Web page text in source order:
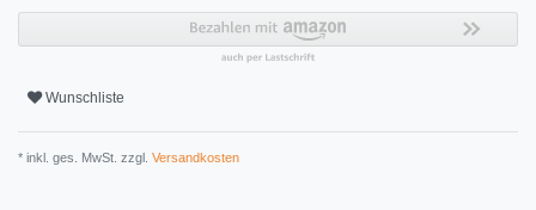
Wunschliste
* inkl. ges. MwSt. zzgl. Versandkosten